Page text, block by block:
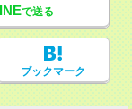
で送る
ブックマーク